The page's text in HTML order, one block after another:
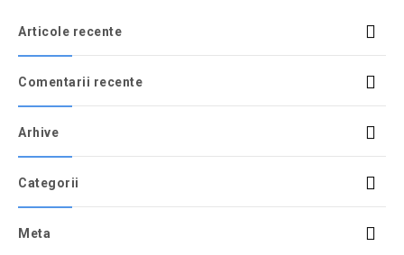
Articole recente
Comentarii recente
Arhive
Categorii
Meta